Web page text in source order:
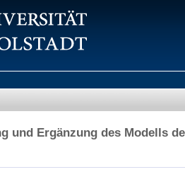
und Ergänzung des Modells